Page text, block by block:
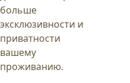
больше
эксклюзивности и
приватности
вашему
проживанию.